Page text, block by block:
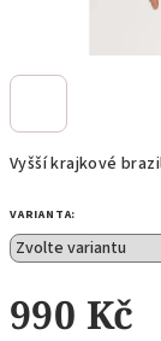
Vyšší krajkové
VARIANTA:
990 Kč